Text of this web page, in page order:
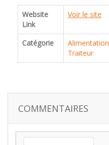
Website
Link
Voir le site
Catégorie Alimentation
Traiteur
COMMENTAIRES